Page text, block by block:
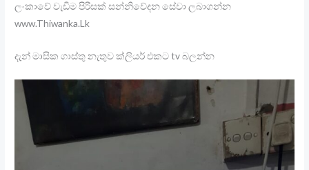
ලංකාවේ වැඩිම පිරිසක් සන්නිවේදන සේවා ලබාගන්න
www.Thiwanka.Lk
දැන් මාසික ගාස්තු නැතුව ක්ලියර් එකට tv බලන්න